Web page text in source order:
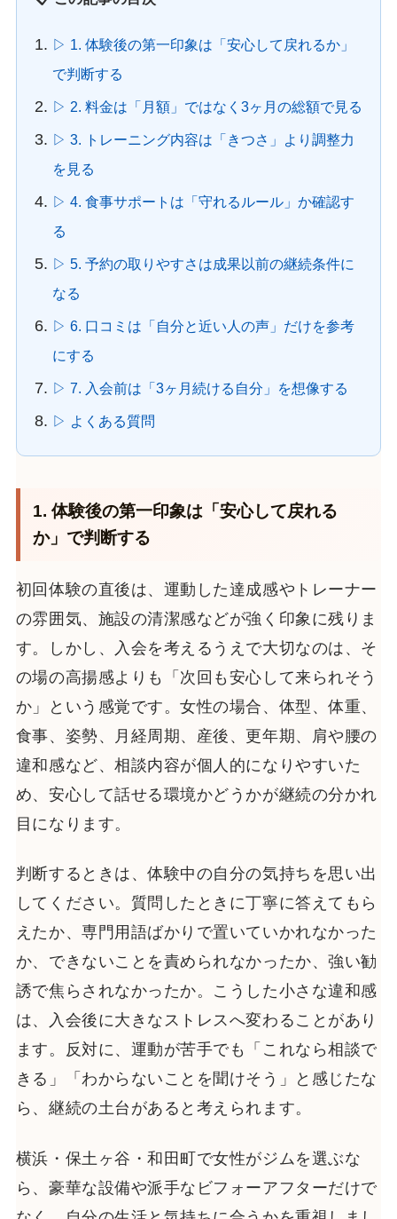
▷ 1. 体験後の第一印象は「安心して戻れるか」
で判断する
▷ 2. 料金は「月額」ではなく3ヶ月の総額で見る
▷ 3. トレーニング内容は「きつさ」より調整力
を見る
▷ 4. 食事サポートは「守れるルール」か確認す
る
▷ 5. 予約の取りやすさは成果以前の継続条件に
なる
▷ 6. 口コミは「自分と近い人の声」だけを参考
にする
▷ 7. 入会前は「3ヶ月続ける自分」を想像する
▷ よくある質問
1. 体験後の第一印象は「安心して戻れる
か」で判断する
初回体験の直後は、運動した達成感やトレーナー
の雰囲気、施設の清潔感などが強く印象に残りま
す。しかし、入会を考えるうえで大切なのは、そ
の場の高揚感よりも「次回も安心して来られそう
か」という感覚です。女性の場合、体型、体重、
食事、姿勢、月経周期、産後、更年期、肩や腰の
違和感など、相談内容が個人的になりやすいた
め、安心して話せる環境かどうかが継続の分かれ
目になります。
判断するときは、体験中の自分の気持ちを思い出
してください。質問したときに丁寧に答えてもら
えたか、専門用語ばかりで置いていかれなかった
か、できないことを責められなかったか、強い勧
誘で焦らされなかったか。こうした小さな違和感
は、入会後に大きなストレスへ変わることがあり
ます。反対に、運動が苦手でも「これなら相談で
きる」「わからないことを聞けそう」と感じたな
ら、継続の土台があると考えられます。
横浜・保土ヶ谷・和田町で女性がジムを選ぶな
ら、豪華な設備や派手なビフォーアフターだけで